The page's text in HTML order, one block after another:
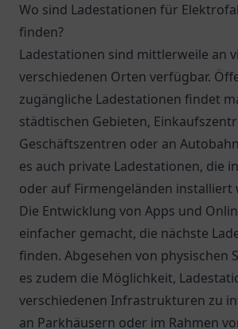
Wo sind Ladestationen für
finden?
Ladestationen sind mittlerweile an
verschiedenen Orten verfügbar.
zugängliche Ladestationen findet
städtischen Gebieten,
Geschäftszentren oder an
es auch private Ladestationen, die
oder auf Firmengeländen installiert
Die Entwicklung von Apps und
einfacher gemacht, die nächste
finden. Abgesehen von physischen
es zudem die Möglichkeit,
verschiedenen Infrastrukturen zu
an Parkhäusern oder im Rahmen